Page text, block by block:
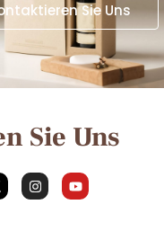
Sie Uns
Sie Uns